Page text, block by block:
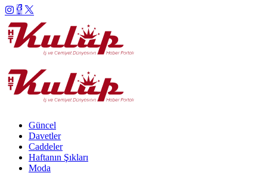
Güncel
Davetler
Caddeler
Haftanın Şıkları
Moda